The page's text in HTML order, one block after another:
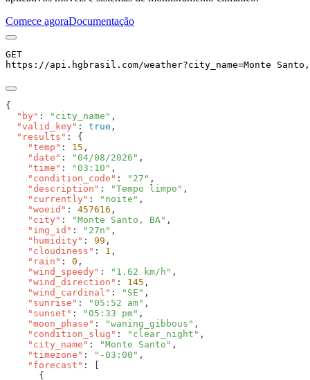
Comece agoraDocumentação
GET
https://api.hgbrasil.com/weather?city_name=Monte
  "by"
: "city_name"
  "valid_key"
: true
  "results"
    "temp"
: 15
    "date"
: "04/08/2026"
    "time"
: "03:10"
    "condition_code"
: "27"
    "description"
: "Tempo limpo"
    "currently"
: "noite"
    "woeid"
: 457616
    "city"
: "Monte Santo, BA"
    "img_id"
: "27n"
    "humidity"
: 99
    "cloudiness"
: 1
    "rain"
: 0
    "wind_speedy"
: "1.62 km/h"
    "wind_direction"
: 145
    "wind_cardinal"
: "SE"
    "sunrise"
: "05:52 am"
    "sunset"
: "05:33 pm"
    "moon_phase"
: "waning_gibbous"
    "condition_slug"
: "clear_night"
    "city_name"
: "Monte Santo"
    "timezone"
: "-03:00"
    "forecast"